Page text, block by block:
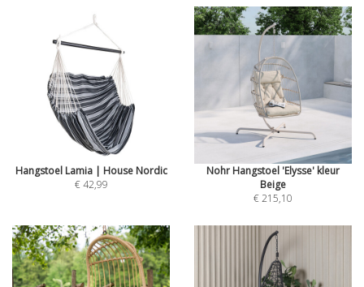
Hangstoel Lamia | House Nordic
€ 42,99
Nohr Hangstoel 'Elysse' kleur
Beige
€ 215,10